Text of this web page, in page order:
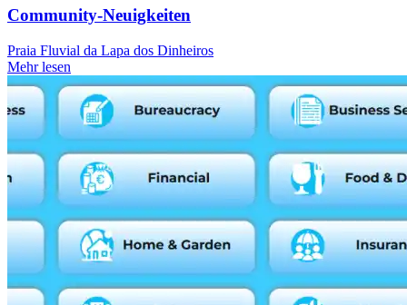
Community-Neuigkeiten
Praia Fluvial da Lapa dos Dinheiros
Mehr lesen